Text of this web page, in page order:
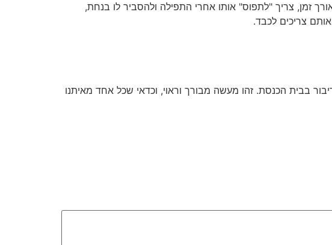
זמן, צריך "לתפוס" אותו אחרי התפילה ולהסביר לו בנחת,
צריכים לכבד.
בבית הכנסת. זהו מעשה מבורך וראוי, וכדאי שכל אחד מאיתנו